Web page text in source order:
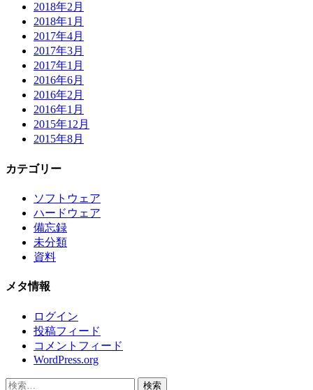
2018年2月
2018年1月
2017年4月
2017年3月
2017年1月
2016年6月
2016年2月
2016年1月
2015年12月
2015年8月
カテゴリー
ソフトウェア
ハードウェア
備忘録
未分類
資料
メタ情報
ログイン
投稿フィード
コメントフィード
WordPress.org
検